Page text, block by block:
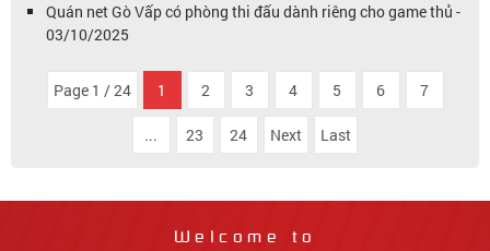
Quán net Gò Vấp có phòng thi đấu dành riêng cho game thủ -
03/10/2025
Page 1 / 24 1 2 3 4 5 6 7
... 23 24 Next Last
Welcome to